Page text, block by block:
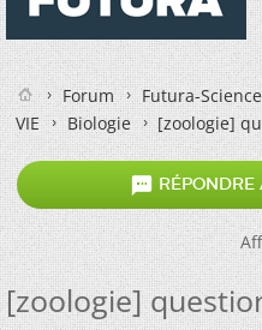
Forum
Futura-
VIE
Biologie [zoologie]
 RÉPONDRE
[zoologie]